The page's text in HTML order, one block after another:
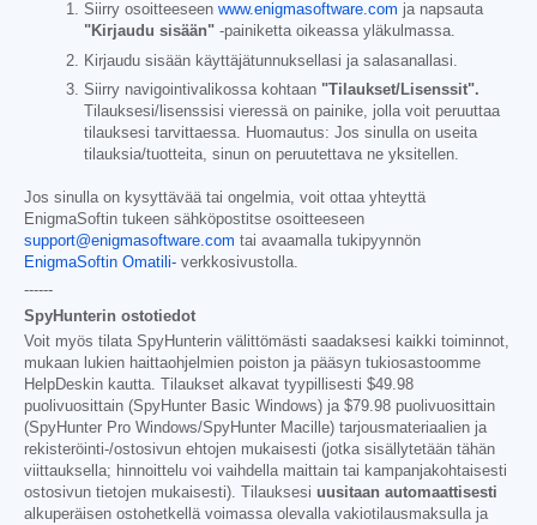
Siirry osoitteeseen www.enigmasoftware.com ja napsauta
"Kirjaudu sisään" -painiketta oikeassa yläkulmassa.
Kirjaudu sisään käyttäjätunnuksellasi ja salasanallasi.
Siirry navigointivalikossa kohtaan "Tilaukset/Lisenssit".
Tilauksesi/lisenssisi vieressä on painike, jolla voit peruuttaa
tilauksesi tarvittaessa. Huomautus: Jos sinulla on useita
tilauksia/tuotteita, sinun on peruutettava ne yksitellen.
Jos sinulla on kysyttävää tai ongelmia, voit ottaa yhteyttä
EnigmaSoftin tukeen sähköpostitse osoitteeseen
support@enigmasoftware.com tai avaamalla tukipyynnön
EnigmaSoftin Omatili- verkkosivustolla.
------
SpyHunterin ostotiedot
Voit myös tilata SpyHunterin välittömästi saadaksesi kaikki toiminnot,
mukaan lukien haittaohjelmien poiston ja pääsyn tukiosastoomme
HelpDeskin kautta. Tilaukset alkavat tyypillisesti $49.98
puolivuosittain (SpyHunter Basic Windows) ja $79.98 puolivuosittain
(SpyHunter Pro Windows/SpyHunter Macille) tarjousmateriaalien ja
rekisteröinti-/ostosivun ehtojen mukaisesti (jotka sisällytetään tähän
viittauksella; hinnoittelu voi vaihdella maittain tai kampanjakohtaisesti
ostosivun tietojen mukaisesti). Tilauksesi uusitaan automaattisesti
alkuperäisen ostohetkellä voimassa olevalla vakiotilausmaksulla ja